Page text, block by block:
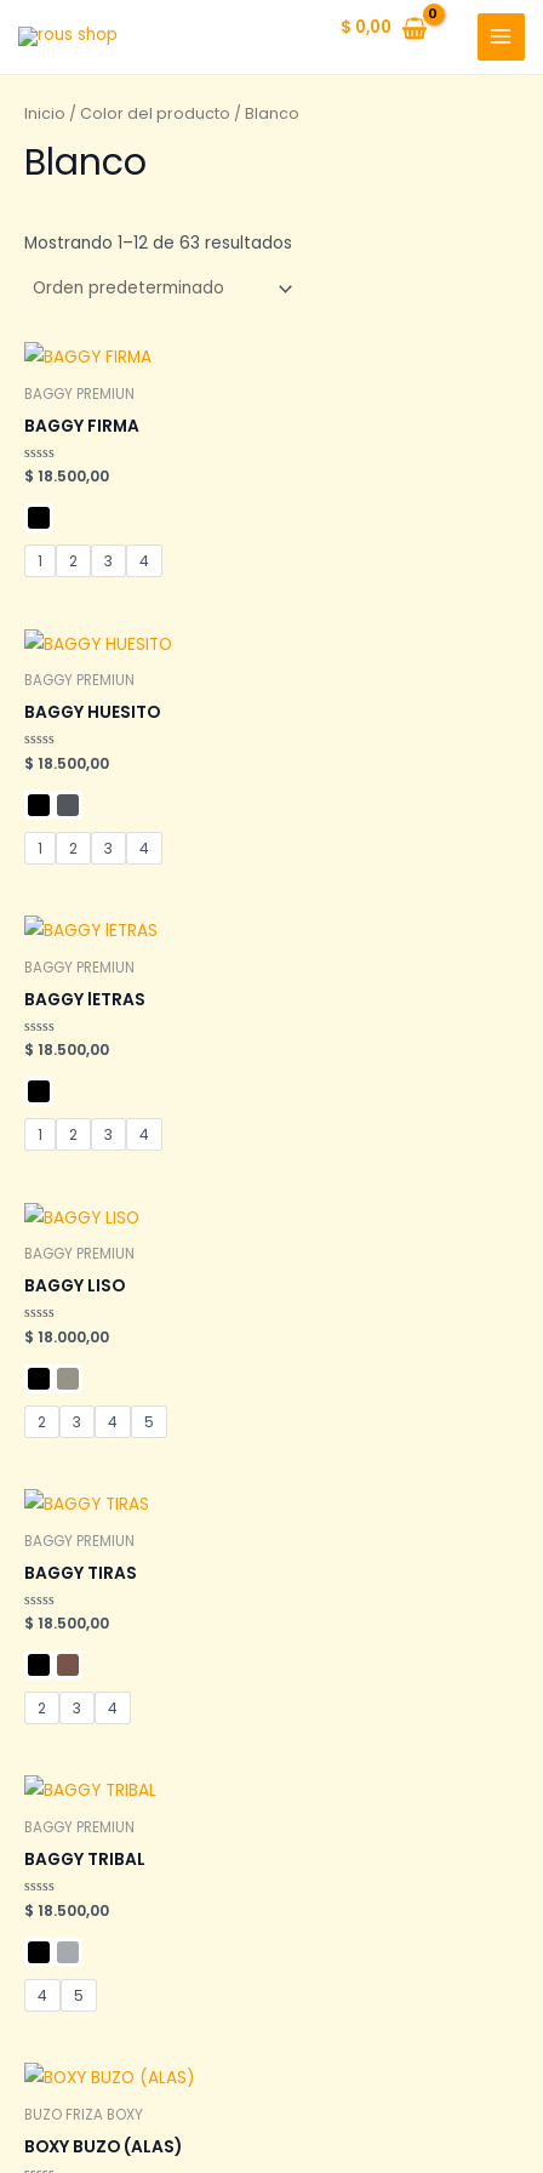
contenido
$ 0,00
MAIN
Inicio / Color del producto / Blanco
Blanco
Mostrando 1–12 de 63 resultados
BAGGY PREMIUN
BAGGY FIRMA
Valorado
en
0
de
5
$ 18.500,00
1 2 3 4
BAGGY PREMIUN
BAGGY HUESITO
Valorado
en
0
de
5
$ 18.500,00
1 2 3 4
BAGGY PREMIUN
BAGGY lETRAS
Valorado
en
0
de
5
$ 18.500,00
1 2 3 4
BAGGY PREMIUN
BAGGY LISO
Valorado
en
0
de
5
$ 18.000,00
2 3 4 5
BAGGY PREMIUN
BAGGY TIRAS
Valorado
en
0
de
5
$ 18.500,00
2 3 4
BAGGY PREMIUN
BAGGY TRIBAL
Valorado
en
0
de
5
$ 18.500,00
4 5
BUZO FRIZA BOXY
BOXY BUZO (ALAS)